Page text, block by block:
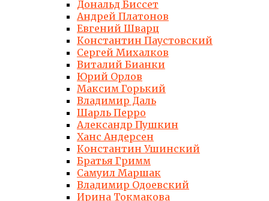
Дональд Биссет
Андрей Платонов
Евгений Шварц
Константин Паустовский
Сергей Михалков
Виталий Бианки
Юрий Орлов
Максим Горький
Владимир Даль
Шарль Перро
Александр Пушкин
Ханс Андерсен
Константин Ушинский
Братья Гримм
Самуил Маршак
Владимир Одоевский
Ирина Токмакова